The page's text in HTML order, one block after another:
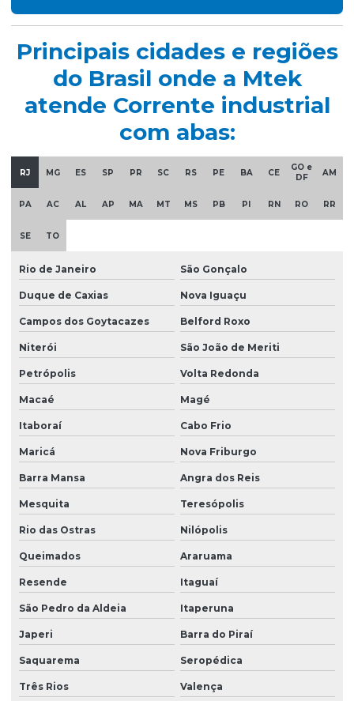
Principais cidades e regiões
do Brasil onde a Mtek
atende Corrente industrial
com abas:
RJ MG ES SP PR SC RS PE BA CE
GO e
DF
AM
PA AC AL AP MA MT MS PB PI RN RO RR
SE TO
Rio de Janeiro São Gonçalo
Duque de Caxias Nova Iguaçu
Campos dos Goytacazes Belford Roxo
Niterói São João de Meriti
Petrópolis Volta Redonda
Macaé Magé
Itaboraí Cabo Frio
Maricá Nova Friburgo
Barra Mansa Angra dos Reis
Mesquita Teresópolis
Rio das Ostras Nilópolis
Queimados Araruama
Resende Itaguaí
São Pedro da Aldeia Itaperuna
Japeri Barra do Piraí
Saquarema Seropédica
Três Rios Valença